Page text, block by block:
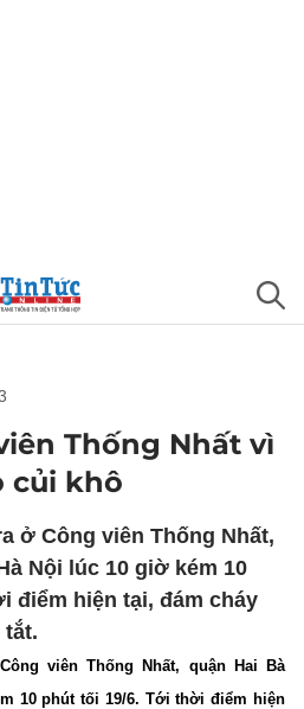
Thống Nhất vì
củi khô
ở Công viên Thống Nhất,
Nội lúc 10 giờ kém 10
điểm hiện tại, đám cháy
viên Thống Nhất, quận Hai Bà
10 phút tối 19/6. Tới thời điểm hiện